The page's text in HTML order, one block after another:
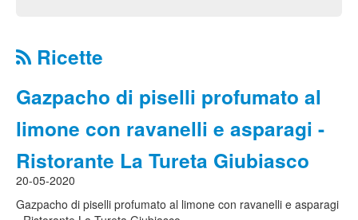
Ricette
Gazpacho di piselli profumato al
limone con ravanelli e asparagi -
Ristorante La Tureta Giubiasco
20-05-2020
Gazpacho di piselli profumato al limone con ravanelli e asparagi